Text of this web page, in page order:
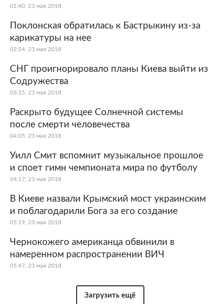
01:40, 23 мая 2018
Поклонская обратилась к Бастрыкину из-за
карикатуры на нее
02:14, 23 мая 2018
СНГ проигнорировало планы Киева выйти из
Содружества
03:15, 23 мая 2018
Раскрыто будущее Солнечной системы
после смерти человечества
04:05, 23 мая 2018
Уилл Смит вспомнит музыкальное прошлое
и споет гимн чемпионата мира по футболу
04:17, 23 мая 2018
В Киеве назвали Крымский мост украинским
и поблагодарили Бога за его создание
05:19, 23 мая 2018
Чернокожего американца обвинили в
намеренном распространении ВИЧ
05:47, 23 мая 2018
Загрузить ещё